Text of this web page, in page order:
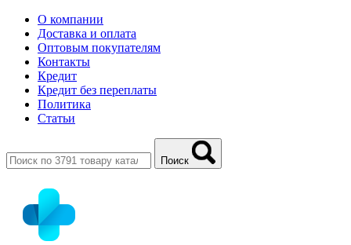
О компании
Доставка и оплата
Оптовым покупателям
Контакты
Кредит
Кредит без переплаты
Политика
Статьи
Поиск